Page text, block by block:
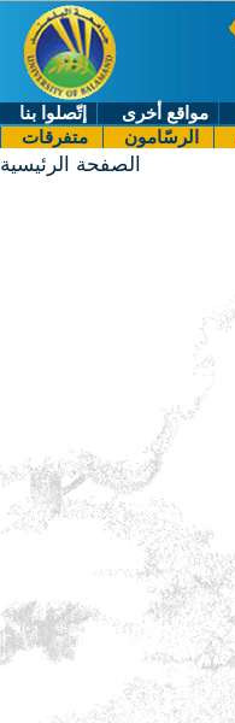
مواقع أخرى
إتّصلوا بنا
الرسّامون متفرقات
الصفحة الرئيسية